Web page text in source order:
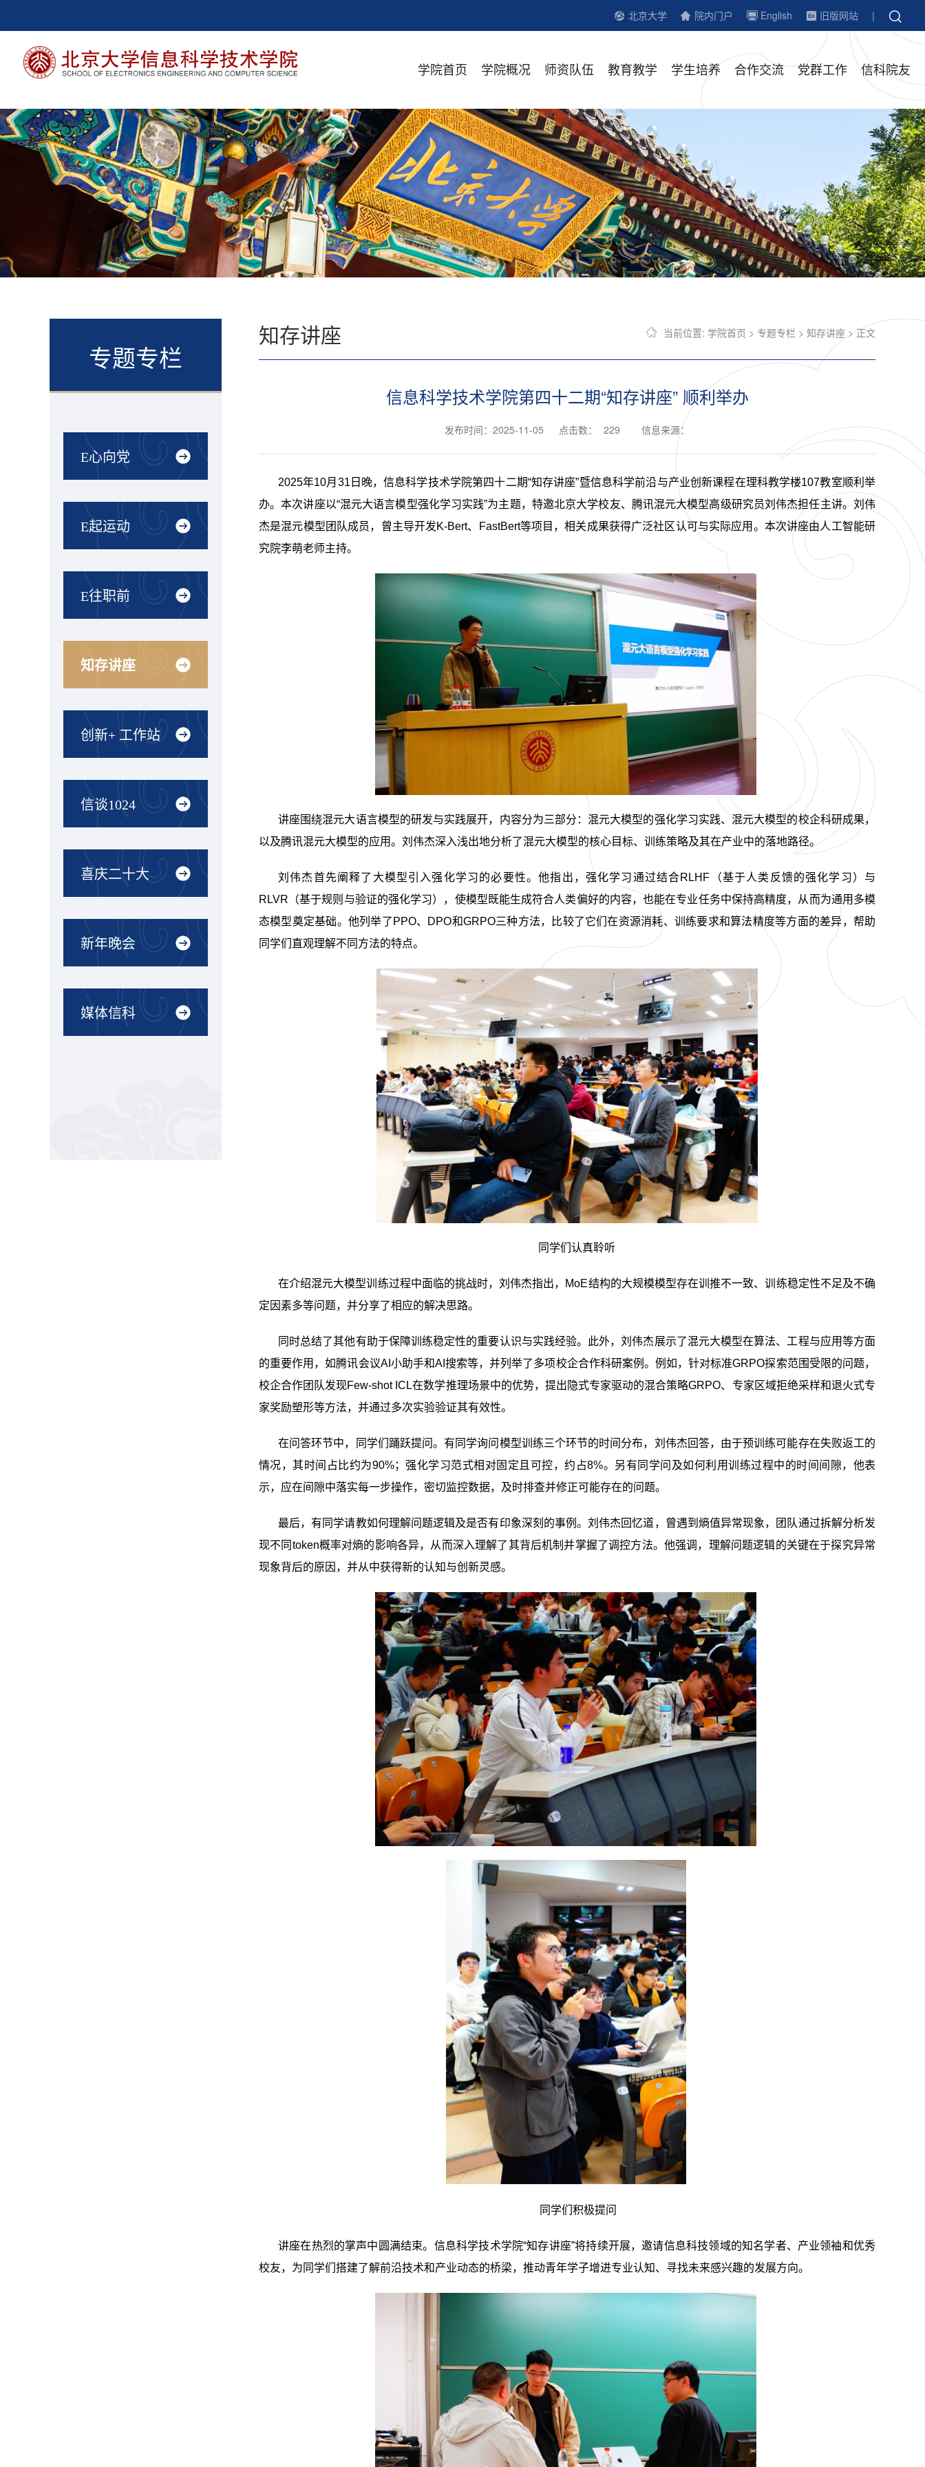
北京大学 院内门户 English 旧版网站 |
学院首页 学院概况 师资队伍 教育教学 学生培养 合作交流 党群工作 信科院友
专题专栏
E心向党
E起运动
E往职前
知存讲座
创新+ 工作站
信谈1024
喜庆二十大
新年晚会
媒体信科
知存讲座 当前位置: 学院首页 > 专题专栏 > 知存讲座 > 正文
信息科学技术学院第四十二期“知存讲座” 顺利举办
发布时间：2025-11-05 点击数： 229 信息来源：
2025年10月31日晚，信息科学技术学院第四十二期“知存讲座”暨信息科学前沿与产业创新课程在理科教学楼107教室顺利举
办。本次讲座以“混元大语言模型强化学习实践”为主题，特邀北京大学校友、腾讯混元大模型高级研究员刘伟杰担任主讲。刘伟
杰是混元模型团队成员，曾主导开发K-Bert、FastBert等项目，相关成果获得广泛社区认可与实际应用。本次讲座由人工智能研
究院李萌老师主持。
讲座围绕混元大语言模型的研发与实践展开，内容分为三部分：混元大模型的强化学习实践、混元大模型的校企科研成果，
以及腾讯混元大模型的应用。刘伟杰深入浅出地分析了混元大模型的核心目标、训练策略及其在产业中的落地路径。
刘伟杰首先阐释了大模型引入强化学习的必要性。他指出，强化学习通过结合RLHF（基于人类反馈的强化学习）与
RLVR（基于规则与验证的强化学习），使模型既能生成符合人类偏好的内容，也能在专业任务中保持高精度，从而为通用多模
态模型奠定基础。他列举了PPO、DPO和GRPO三种方法，比较了它们在资源消耗、训练要求和算法精度等方面的差异，帮助
同学们直观理解不同方法的特点。
同学们认真聆听
在介绍混元大模型训练过程中面临的挑战时，刘伟杰指出，MoE结构的大规模模型存在训推不一致、训练稳定性不足及不确
定因素多等问题，并分享了相应的解决思路。
同时总结了其他有助于保障训练稳定性的重要认识与实践经验。此外，刘伟杰展示了混元大模型在算法、工程与应用等方面
的重要作用，如腾讯会议AI小助手和AI搜索等，并列举了多项校企合作科研案例。例如，针对标准GRPO探索范围受限的问题，
校企合作团队发现Few-shot ICL在数学推理场景中的优势，提出隐式专家驱动的混合策略GRPO、专家区域拒绝采样和退火式专
家奖励塑形等方法，并通过多次实验验证其有效性。
在问答环节中，同学们踊跃提问。有同学询问模型训练三个环节的时间分布，刘伟杰回答，由于预训练可能存在失败返工的
情况，其时间占比约为90%；强化学习范式相对固定且可控，约占8%。另有同学问及如何利用训练过程中的时间间隙，他表
示，应在间隙中落实每一步操作，密切监控数据，及时排查并修正可能存在的问题。
最后，有同学请教如何理解问题逻辑及是否有印象深刻的事例。刘伟杰回忆道，曾遇到熵值异常现象，团队通过拆解分析发
现不同token概率对熵的影响各异，从而深入理解了其背后机制并掌握了调控方法。他强调，理解问题逻辑的关键在于探究异常
现象背后的原因，并从中获得新的认知与创新灵感。
同学们积极提问
讲座在热烈的掌声中圆满结束。信息科学技术学院“知存讲座”将持续开展，邀请信息科技领域的知名学者、产业领袖和优秀
校友，为同学们搭建了解前沿技术和产业动态的桥梁，推动青年学子增进专业认知、寻找未来感兴趣的发展方向。